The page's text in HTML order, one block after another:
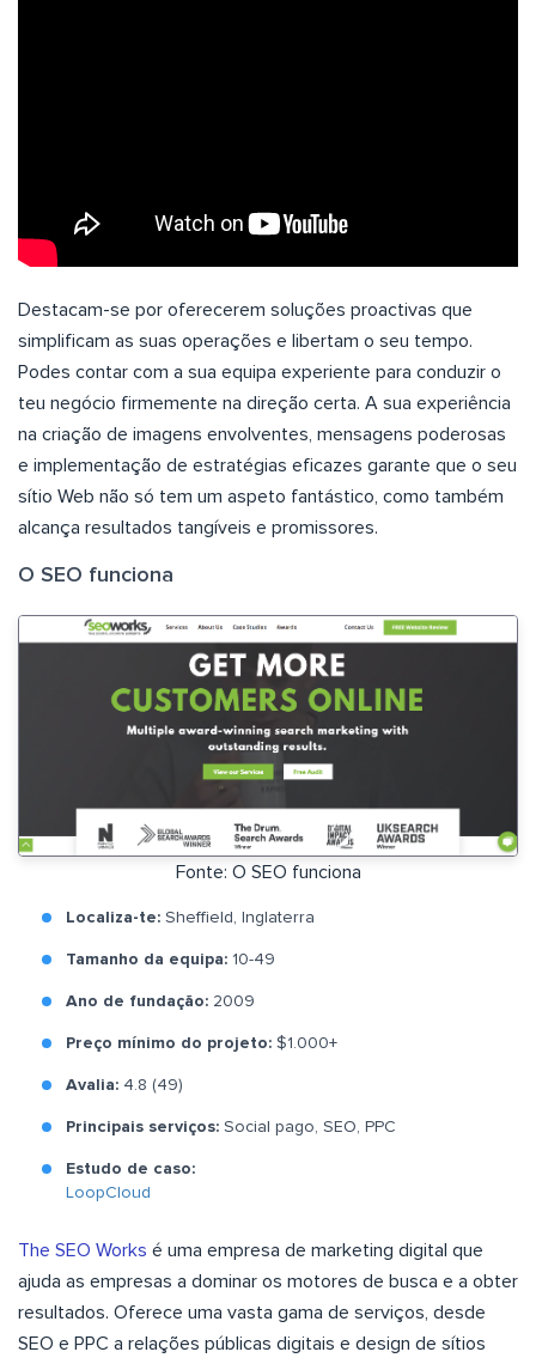
Destacam-se por oferecerem soluções proactivas que
simplificam as suas operações e libertam o seu tempo.
Podes contar com a sua equipa experiente para conduzir o
teu negócio firmemente na direção certa. A sua experiência
na criação de imagens envolventes, mensagens poderosas
e implementação de estratégias eficazes garante que o seu
sítio Web não só tem um aspeto fantástico, como também
alcança resultados tangíveis e promissores.
O SEO funciona
Fonte: O SEO funciona
Localiza-te: Sheffield, Inglaterra
Tamanho da equipa: 10-49
Ano de fundação: 2009
Preço mínimo do projeto: $1.000+
Avalia: 4.8 (49)
Principais serviços: Social pago, SEO, PPC
Estudo de caso:
LoopCloud
The SEO Works é uma empresa de marketing digital que
ajuda as empresas a dominar os motores de busca e a obter
resultados. Oferece uma vasta gama de serviços, desde
SEO e PPC a relações públicas digitais e design de sítios